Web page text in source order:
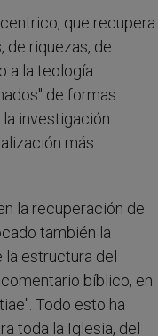
que recupera
de riquezas, de
a la teología
de formas
investigación
más
la recuperación de
también la
estructura del
bíblico, en
Todo esto ha
toda la Iglesia, del